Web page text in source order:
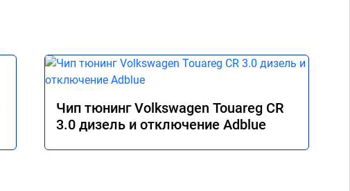
Чип тюнинг Volkswagen Touareg CR
3.0 дизель и отключение Adblue